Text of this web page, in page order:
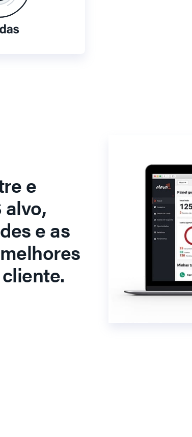
e
alvo,
e as